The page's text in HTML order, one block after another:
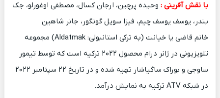
با نقش آفرینی :وحیده پرچین، ارجان کسال، مصطفی اوغورلو، جک
بندر، یوسف یوسف چیم، فیزا سویل گونگور، جانر شاهین
خانم قاضی یا خیانت (به ترکی استانبولی: Aldatmak) مجموعه
تلویزیونی در ژانر درام محصول ۲۰۲۲ ترکیه است که توسط تیمور
ساوجی و بوراک ساگیاشار تهیه شده و در تاریخ ۲۲ سپتامبر ۲۰۲۲
در شبکه ATV ترکیه به نمایش درآمد.